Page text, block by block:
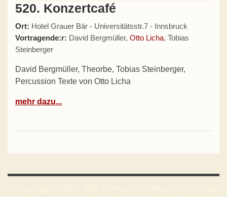
520. Konzertcafé
Ort: Hotel Grauer Bär - Universitätsstr.7 - Innsbruck
Vortragende:r: David Bergmüller, Otto Licha, Tobias
Steinberger
David Bergmüller, Theorbe, Tobias Steinberger,
Percussion Texte von Otto Licha
mehr dazu...